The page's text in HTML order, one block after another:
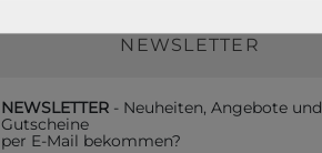
NEWSLETTER
NEWSLETTER - Neuheiten, Angebote und
Gutscheine
per E-Mail bekommen?